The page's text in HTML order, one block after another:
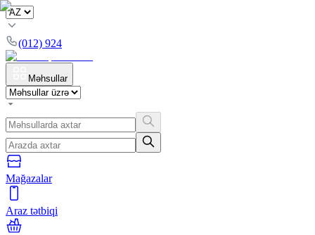
(012) 924
Məhsullar
Mağazalar
Araz tətbiqi